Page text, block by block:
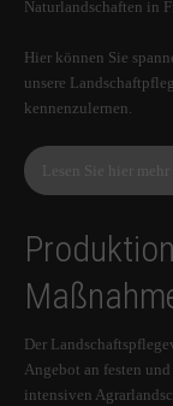
Naturlandschaften in
Hier können Sie
unsere
kennenzulernen.
Lesen Sie hier mehr
Der
Angebot an festen
intensiven